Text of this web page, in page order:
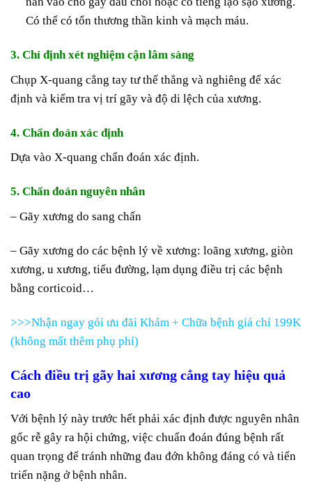
Có thể có tổn thương thần kinh và mạch máu.
3. Chỉ định xét nghiệm cận lâm sàng
Chụp X-quang cẳng tay tư thế thẳng và nghiêng để xác
định và kiểm tra vị trí gãy và độ di lệch của xương.
4. Chẩn đoán xác định
Dựa vào X-quang chẩn đoán xác định.
5. Chẩn đoán nguyên nhân
– Gãy xương do sang chấn
– Gãy xương do các bệnh lý về xương: loãng xương, giòn
xương, u xương, tiểu đường, lạm dụng điều trị các bệnh
bằng corticoid…
>>>Nhận ngay gói ưu đãi Khám + Chữa bệnh giá chỉ 199K
(không mất thêm phụ phí)
Cách điều trị gãy hai xương cẳng tay hiệu quả
cao
Với bệnh lý này trước hết phải xác định được nguyên nhân
gốc rễ gây ra hội chứng, việc chuẩn đoán đúng bệnh rất
quan trọng để tránh những đau đớn không đáng có và tiến
triển nặng ở bệnh nhân.